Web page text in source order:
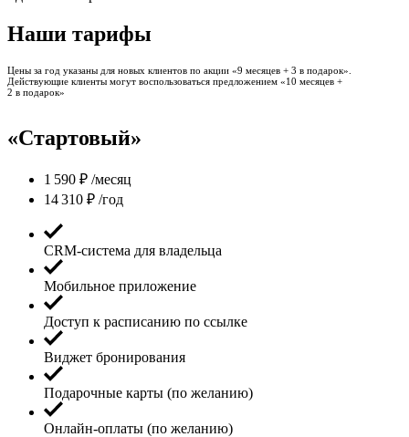
Наши тарифы
Цены за год указаны для новых клиентов по акции «9 месяцев + 3 в подарок».
Действующие клиенты могут воспользоваться предложением «10 месяцев +
2 в подарок»
«Стартовый»
1 590 ₽ /месяц
14 310 ₽ /год
CRM-система для владельца
Мобильное приложение
Доступ к расписанию по ссылке
Виджет бронирования
Подарочные карты (по желанию)
Онлайн-оплаты (по желанию)